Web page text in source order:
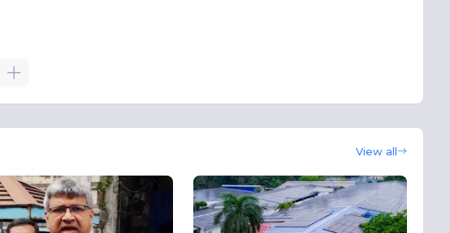
View all